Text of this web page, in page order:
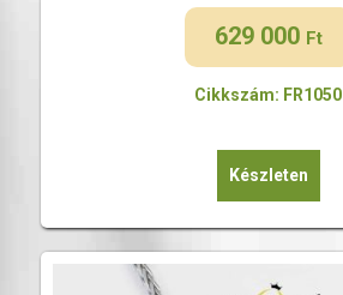
629 000 Ft
Cikkszám: FR1050
Készleten